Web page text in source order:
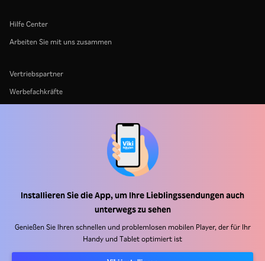
Installieren Sie die App, um Ihre Lieblingssendungen auch
unterwegs zu sehen
Genießen Sie Ihren schnellen und problemlosen mobilen Player, der für Ihr
Handy und Tablet optimiert ist
Hilfe Center
Arbeiten Sie mit uns zusammen
Vertriebspartner
Werbefachkräfte
Richtlinie zu Cookies und Tracking-Technologien
Urheberrechtsrichtlinie